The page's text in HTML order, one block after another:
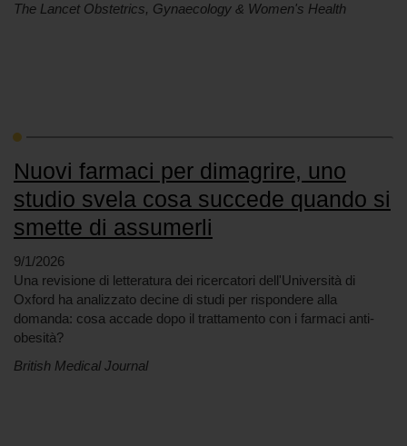
The Lancet Obstetrics, Gynaecology & Women's Health
Nuovi farmaci per dimagrire, uno
studio svela cosa succede quando si
smette di assumerli
9/1/2026
Una revisione di letteratura dei ricercatori dell'Università di
Oxford ha analizzato decine di studi per rispondere alla
domanda: cosa accade dopo il trattamento con i farmaci anti-
obesità?
British Medical Journal